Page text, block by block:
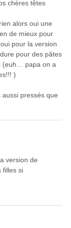
chères têtes
alors oui une
de mieux pour
pour la version
pour des pâtes
(euh… papa on a
)
pressés que
version de
filles si